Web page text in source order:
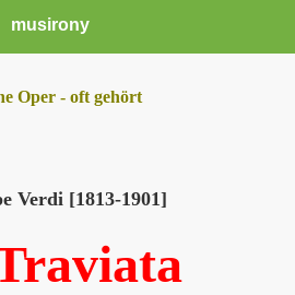
musirony
Oper - oft gehört
Verdi [1813-1901]